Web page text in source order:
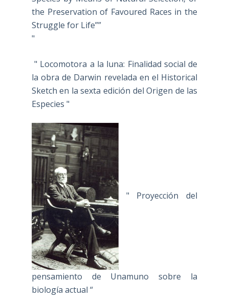
the Preservation of Favoured Races in the
Struggle for Life””
"
" Locomotora a la luna: Finalidad social de
la obra de Darwin revelada en el Historical
Sketch en la sexta edición del Origen de las
Especies "
" Proyección del
pensamiento de Unamuno sobre la
biología actual “